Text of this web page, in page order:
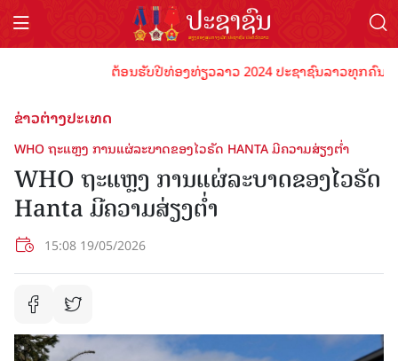
ຕ້ອນຮັບປີທ່ອງທ່ຽວລາວ 2024 ປະຊາຊົນລາວທຸກຄົນຈົ່
ຂ່າວຕ່າງປະເທດ
WHO ຖະແຫຼງ ການແຜ່ລະບາດຂອງໄວຣັດ HANTA ມີຄວາມສ່ຽງຕ່ຳ
WHO ຖະແຫຼງ ການແຜ່ລະບາດຂອງໄວຣັດ
Hanta ມີຄວາມສ່ຽງຕ່ຳ
15:08 19/05/2026